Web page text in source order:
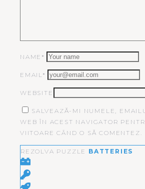
NAME*
EMAIL*
WEBSITE
SALVEAZĂ-MI NUMELE,
WEB ÎN ACEST NAVIGATOR
VIITOARE CÂND O SĂ COMENTEZ.
REZOLVA PUZZLE BATTERIES